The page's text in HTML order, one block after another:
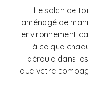
Le salon de
aménagé de
environnement
à ce que
déroule dans
que votre